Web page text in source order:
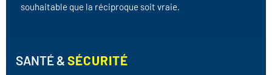
souhaitable que la réciproque soit vraie.
SANTÉ & SÉCURITÉ